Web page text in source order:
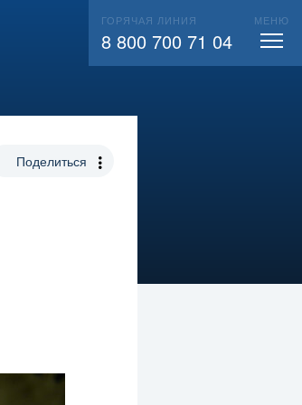
ВЫЗВАТЬ СЛЕСАРЯ
ГОРЯЧАЯ ЛИНИЯ
8 800 700 71 04
МЕНЮ
Поделиться